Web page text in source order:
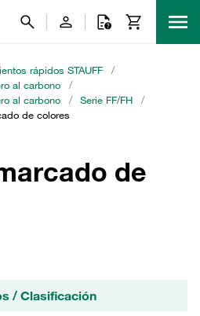
rápidos STAUFF
/
al carbono
/
al carbono
/ Serie FF/FH
/
de colores
de
/ Clasificación